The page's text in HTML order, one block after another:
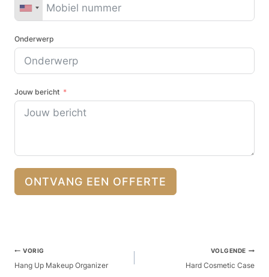
Onderwerp
Jouw bericht
ONTVANG EEN OFFERTE
Berichtnavigatie
VORIG
Hang Up Makeup Organizer
VOLGENDE
Hard Cosmetic Case